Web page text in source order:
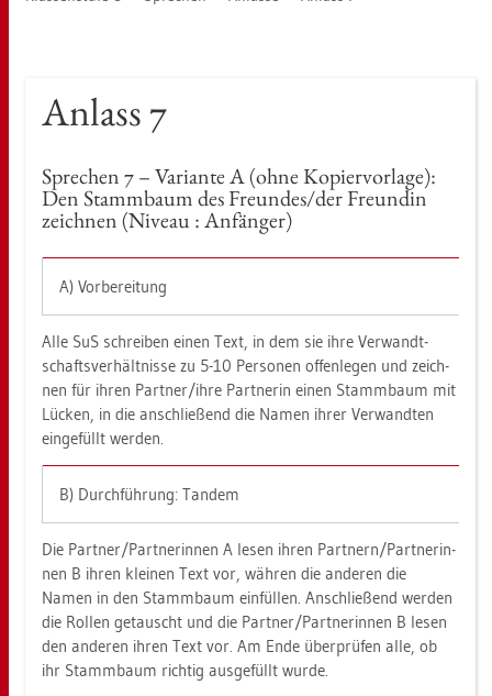
An­lass 7
Spre­chen 7 – Va­ri­an­te A (ohne Ko­pier­vor­la­ge):
Den Stamm­baum des Freun­des/der Freun­din
zeich­nen (Ni­veau : An­fän­ger)
A) Vor­be­rei­tung
Alle SuS schrei­ben einen Text, in dem sie ihre Ver­wandt­
schafts­ver­hält­nis­se zu 5-10 Per­so­nen of­fen­le­gen und zeich­
nen für ihren Part­ner/ihre Part­ne­rin einen Stamm­baum mit
Lü­cken, in die an­schlie­ßend die Namen ihrer Ver­wand­ten
ein­ge­füllt wer­den.
B) Durch­füh­rung: Tan­dem
Die Part­ner/Part­ne­rin­nen A lesen ihren Part­nern/Part­ne­rin­
nen B ihren klei­nen Text vor, wäh­ren die an­de­ren die
Namen in den Stamm­baum ein­fül­len. An­schlie­ßend wer­den
die Rol­len ge­tauscht und die Part­ner/Part­ne­rin­nen B lesen
den an­de­ren ihren Text vor. Am Ende über­prü­fen alle, ob
ihr Stamm­baum rich­tig aus­ge­füllt wurde.